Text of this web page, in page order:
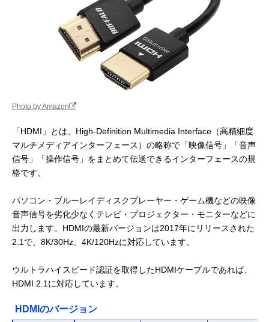
Photo by Amazon
「HDMI」とは、High-Definition Multimedia Interface（高精細度
マルチメディアインターフェース）の略称で「映像信号」「音声
信号」「操作信号」をまとめて伝送できるインターフェースの規
格です。
パソコン・ブルーレイディスクプレーヤー・ゲーム機などの映像
音声信号を劣化少なくテレビ・プロジェクター・モニターなどに
出力します。HDMIの最新バージョンは2017年にリリースされた
2.1で、8K/30Hz、4K/120Hzに対応しています。
ウルトラハイスピード認証を取得したHDMIケーブルであれば、
HDMI 2.1に対応しています。
HDMIのバージョン